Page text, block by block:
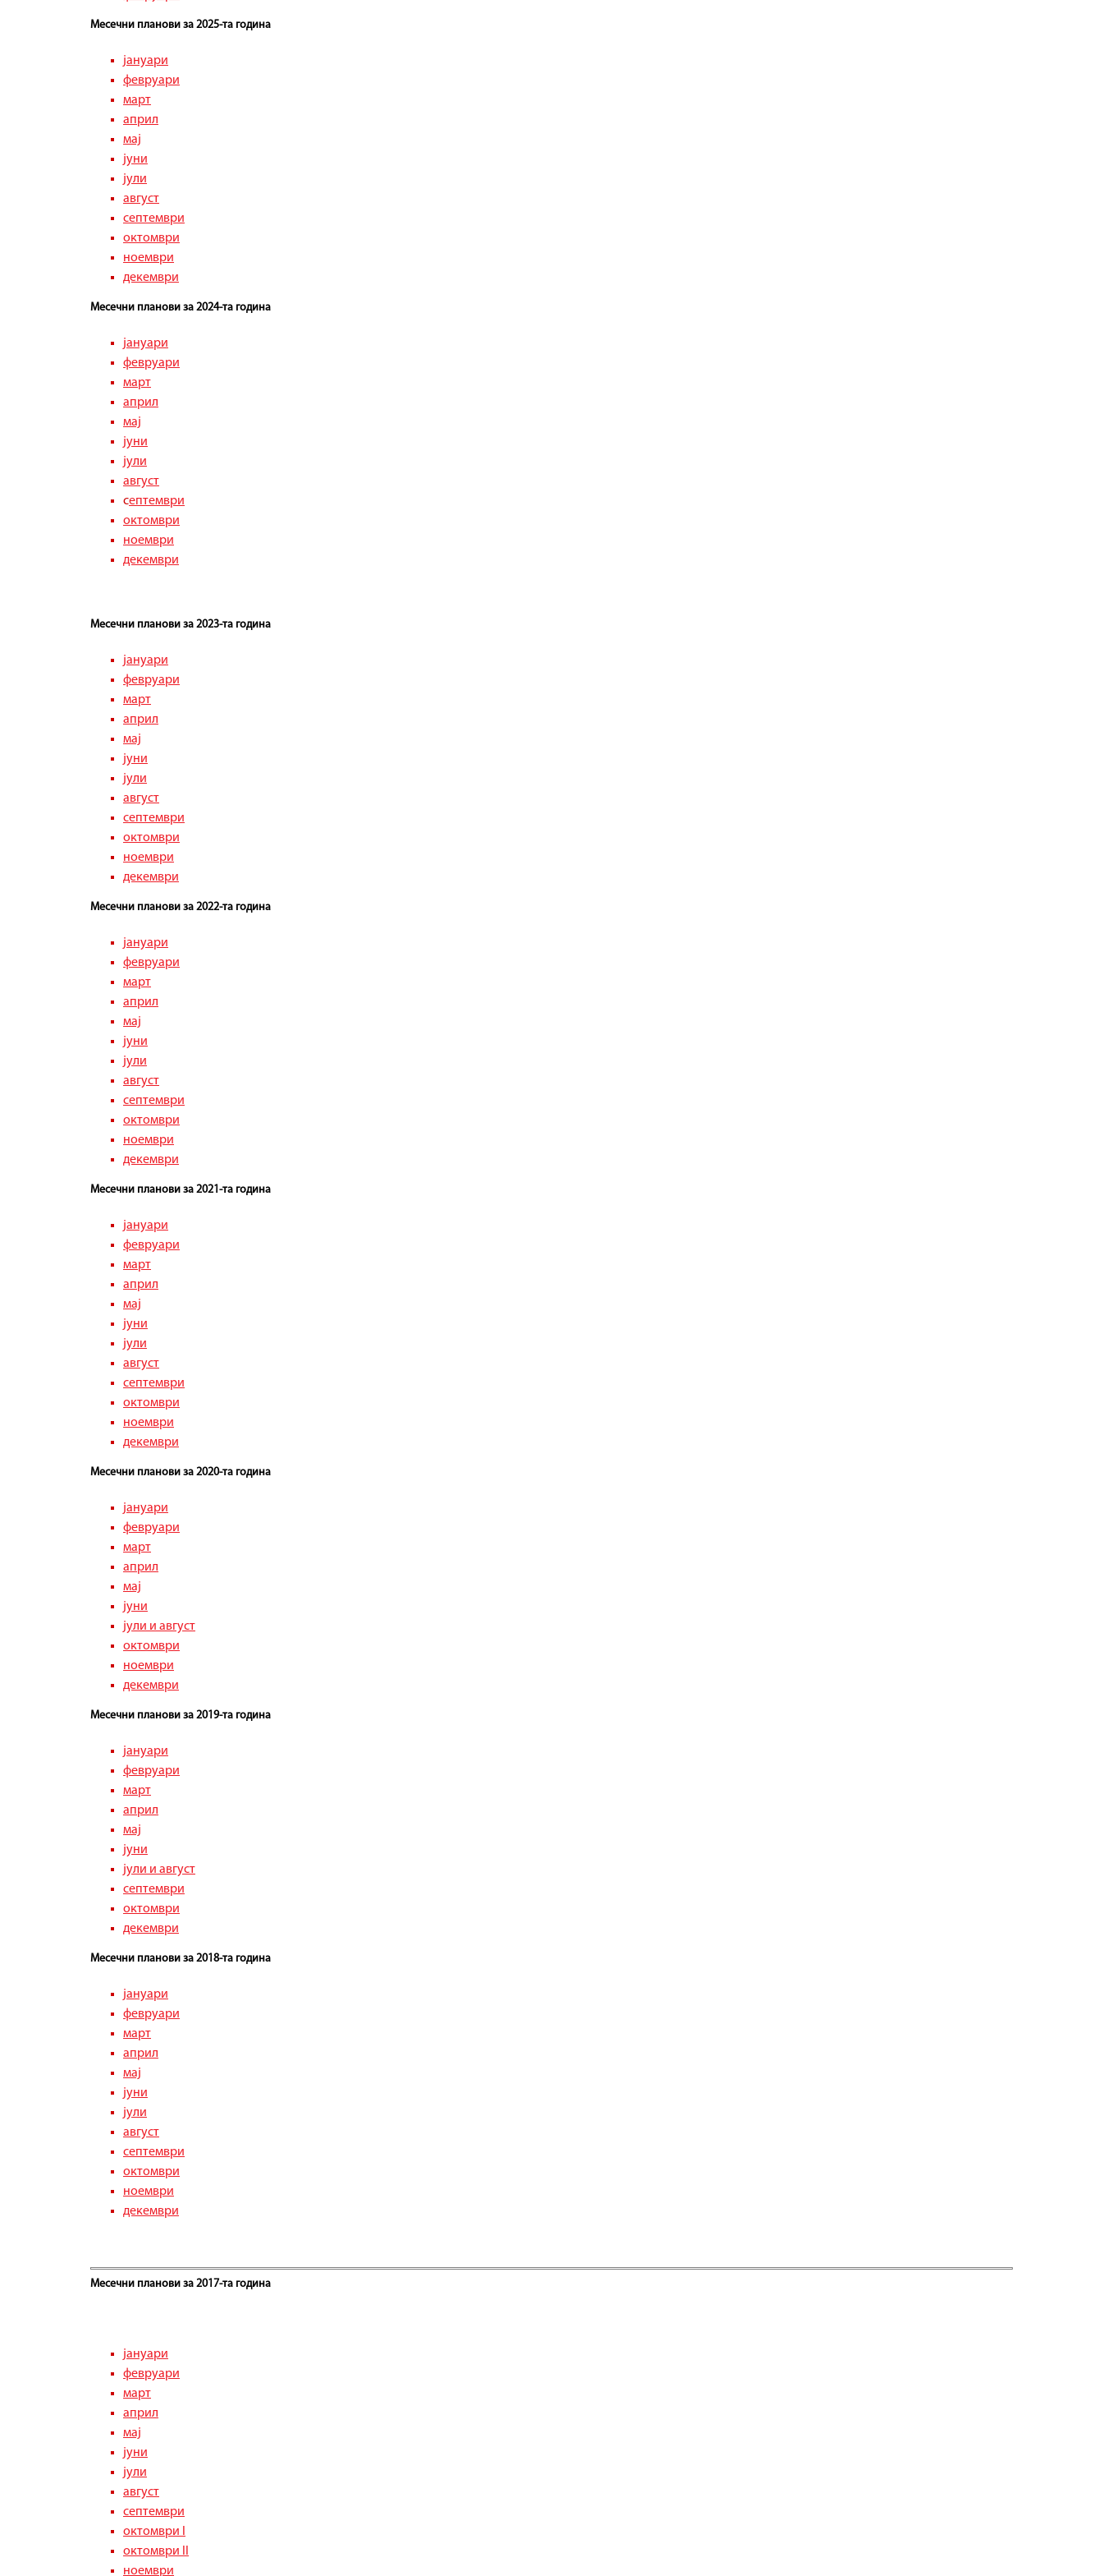
Месечни планови за 2025-та година
јануари
февруари
март
април
мај
јуни
јули
август
септември
октомври
ноември
декември
Месечни планови за 2024-та година
јануари
февруари
март
април
мај
јуни
јули
август
септември
октомври
ноември
декември
Месечни планови за 2023-та година
јануари
февруари
март
април
мај
јуни
јули
август
септември
октомври
ноември
декември
Месечни планови за 2022-та година
јануари
февруари
март
април
мај
јуни
јули
август
септември
октомври
ноември
декември
Месечни планови за 2021-та година
јануари
февруари
март
април
мај
јуни
јули
август
септември
октомври
ноември
декември
Месечни планови за 2020-та година
јануари
февруари
март
април
мај
јуни
јули и август
октомври
ноември
декември
Месечни планови за 2019-та година
јануари
февруари
март
април
мај
јуни
јули и август
септември
октомври
декември
Месечни планови за 2018-та година
јануари
февруари
март
април
мај
јуни
јули
август
септември
октомври
ноември
декември
Месечни планови за 2017-та година
јануари
февруари
март
април
мај
јуни
јули
август
септември
октомври I
октомври II
ноември